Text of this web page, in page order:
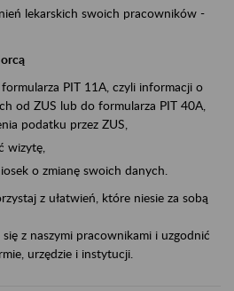
lekarskich swoich pracowników -
PIT 11A, czyli informacji o
od ZUS lub do formularza PIT 40A,
podatku przez ZUS,
wizytę,
o zmianę swoich danych.
z ułatwień, które niesie za sobą
z naszymi pracownikami i uzgodnić
urzędzie i instytucji.